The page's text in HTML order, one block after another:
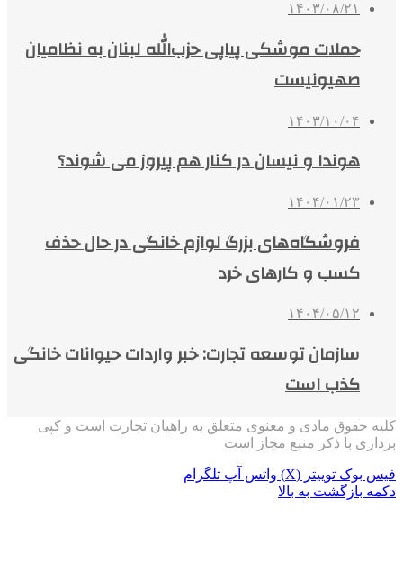
۱۴۰۳/۰۸/۲۱
حملات موشکی پیاپی حزب‌الله لبنان به نظامیان
صهیونیست
۱۴۰۳/۱۰/۰۴
هوندا و نیسان در کنار هم پیروز می شوند؟
۱۴۰۴/۰۱/۲۳
فروشگاه‌های بزرگ لوازم خانگی در حال حذف
کسب و کارهای خرد
۱۴۰۴/۰۵/۱۲
سازمان توسعه تجارت: خبر واردات حیوانات خانگی
کذب است
کلیه حقوق مادی و معنوی متعلق به راهیان تجارت است و کپی
برداری با ذکر منبع مجاز است
فیس بوک توییتر (X) واتس آپ تلگرام
دکمه بازگشت به بالا